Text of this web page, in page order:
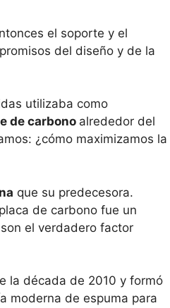
el soporte y el
del diseño y de la
utilizaba como
de carbono alrededor del
¿cómo maximizamos la
que su predecesora.
de carbono fue un
el verdadero factor
la década de 2010 y formó
moderna de espuma para